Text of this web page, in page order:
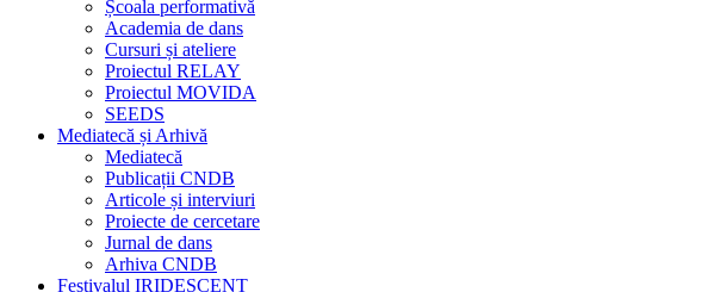
Școala performativă
Academia de dans
Cursuri și ateliere
Proiectul RELAY
Proiectul MOVIDA
SEEDS
Mediatecă și Arhivă
Mediatecă
Publicații CNDB
Articole și interviuri
Proiecte de cercetare
Jurnal de dans
Arhiva CNDB
Festivalul IRIDESCENT